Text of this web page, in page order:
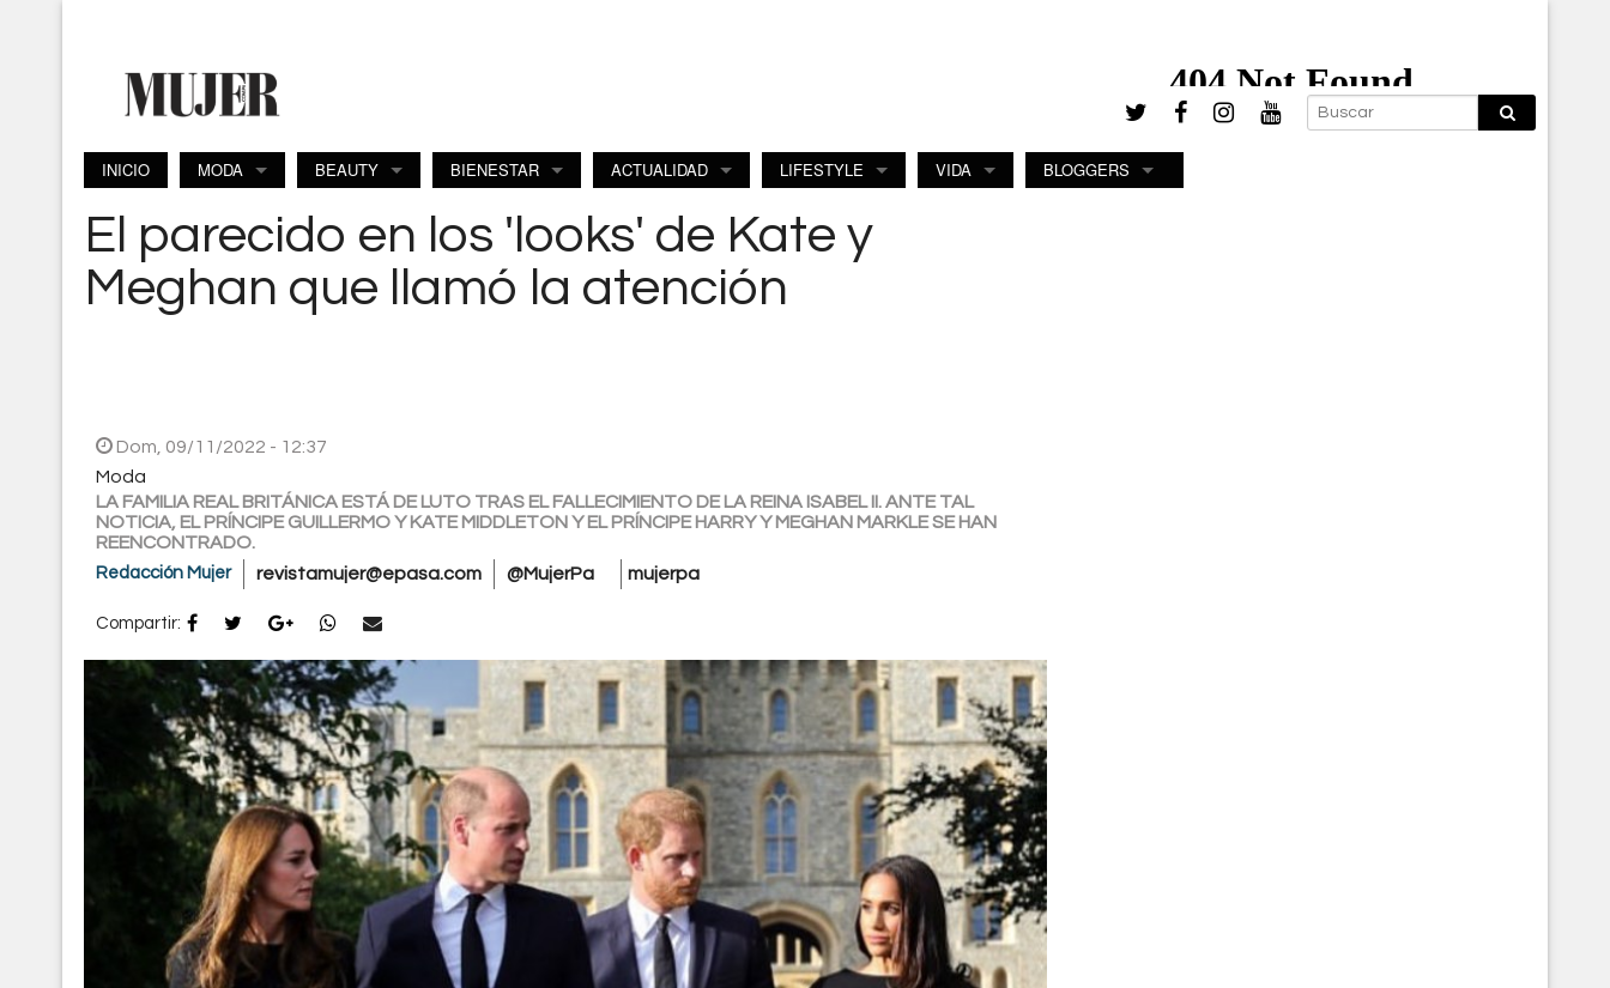
INICIO MODA BEAUTY BIENESTAR ACTUALIDAD LIFESTYLE VIDA BLOGGERS
El parecido en los 'looks' de Kate y
Meghan que llamó la atención
Dom, 09/11/2022 - 12:37
Moda
LA FAMILIA REAL BRITÁNICA ESTÁ DE LUTO TRAS EL FALLECIMIENTO DE LA REINA ISABEL II. ANTE TAL
NOTICIA, EL PRÍNCIPE GUILLERMO Y KATE MIDDLETON Y EL PRÍNCIPE HARRY Y MEGHAN MARKLE SE HAN
REENCONTRADO.
Redacción Mujer revistamujer@epasa.com @MujerPa mujerpa
Compartir: